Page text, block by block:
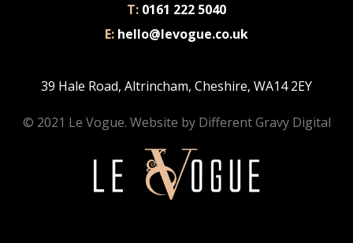
T: 0161 222 5040
E: hello@levogue.co.uk
39 Hale Road, Altrincham, Cheshire, WA14 2EY
© 2021 Le Vogue. Website by Different Gravy Digital